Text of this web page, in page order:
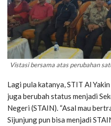
Vistasi bersama atas perubahan
Lagi pula katanya, STIT Al
juga berubah status menjadi
Negeri (STAIN). “Asal mau
Sijunjung pun bisa menjadi